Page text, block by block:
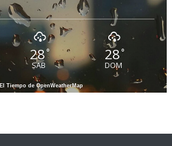
28 °
SAB
28°
DOM
El Tiempo de OpenWeatherMap